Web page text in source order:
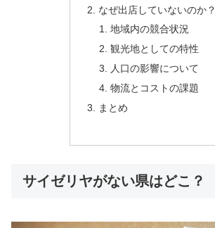
なぜ出店していないのか？
地域内の競合状況
観光地としての特性
人口の影響について
物流とコストの課題
まとめ
サイゼリヤがない県はどこ？